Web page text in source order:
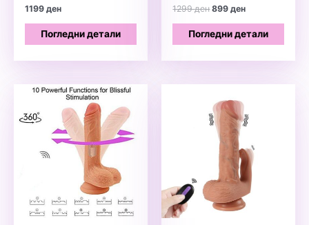
1199ден
Погледни детали
1299денOriginal
was:
1299 ден.
899денCurrent
is:
Погледни детали